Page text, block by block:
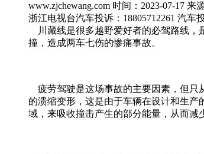
www.zjchewang.com 时间：2023-07-17 来
浙江电视台汽车投诉：18805712261 汽车
川藏线是很多越野爱好者的必驾路线，
撞，造成两车七伤的惨痛事故。
疲劳驾驶是这场事故的主要因素，但只
的溃缩变形，这是由于车辆在设计和生
域，来吸收撞击产生的部分能量，从而减